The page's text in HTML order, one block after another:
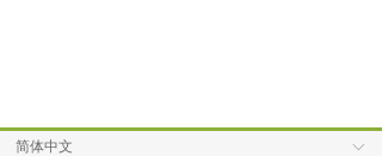
ꀅ
简体中文